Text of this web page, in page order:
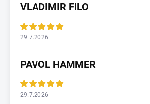
VLADIMIR FILO
29.7.2026
PAVOL HAMMER
29.7.2026